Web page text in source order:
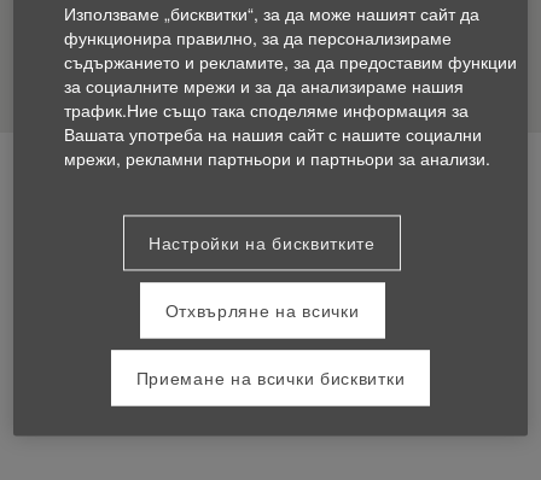
Търсене на позиции
Използваме „бисквитки“, за да може нашият сайт да
функционира правилно, за да персонализираме
съдържанието и рекламите, за да предоставим функции
за социалните мрежи и за да анализираме нашия
трафик.Ние също така споделяме информация за
Вашата употреба на нашия сайт с нашите социални
мрежи, рекламни партньори и партньори за анализи.
Настройки на бисквитките
Отхвърляне на всички
Приемане на всички бисквитки